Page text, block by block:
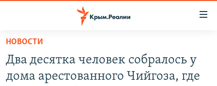
Вернуться
основному
содержанию
СПЕЦПРОЕКТЫ
НОВОСТИ
Два десятка человек собралось у
дома арестованного Чийгоза, где